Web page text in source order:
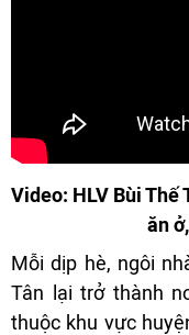
Video: HLV Bùi Thế
ăn
Mỗi dịp hè, ngôi
Tân lại trở thành
thuộc khu vực